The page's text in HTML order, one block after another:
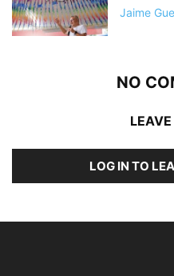
Jaime
NO
LOG IN TO